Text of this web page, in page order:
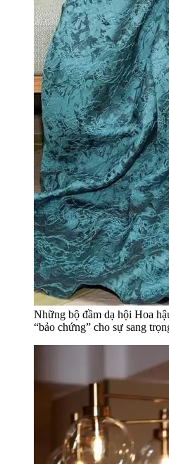
Những bộ đầm dạ hội Hoa
“bảo chứng” cho sự sang